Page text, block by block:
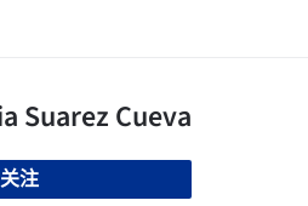
关注